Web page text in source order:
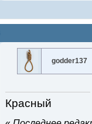
godder137
Красный